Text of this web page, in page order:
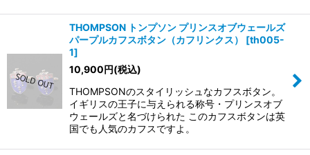
THOMPSON トンプソン プリンスオブウェールズ
パープルカフスボタン（カフリンクス）
[th005-
1]
10,900円(税込)
THOMPSONのスタイリッシュなカフスボタン。
イギリスの王子に与えられる称号・プリンスオブ
ウェールズと名づけられた このカフスボタンは英
国でも人気のカフスですよ。